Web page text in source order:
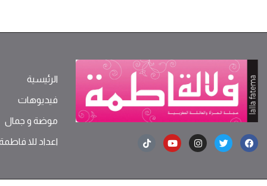
الرئيسية
فيديوهات
موضة ‫و‬ ‫‬‫جمال‬
اعداد للا